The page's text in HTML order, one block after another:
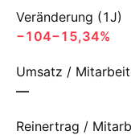
Veränderung (1J)
−104−15,34%
Umsatz /
—
Reinertrag /